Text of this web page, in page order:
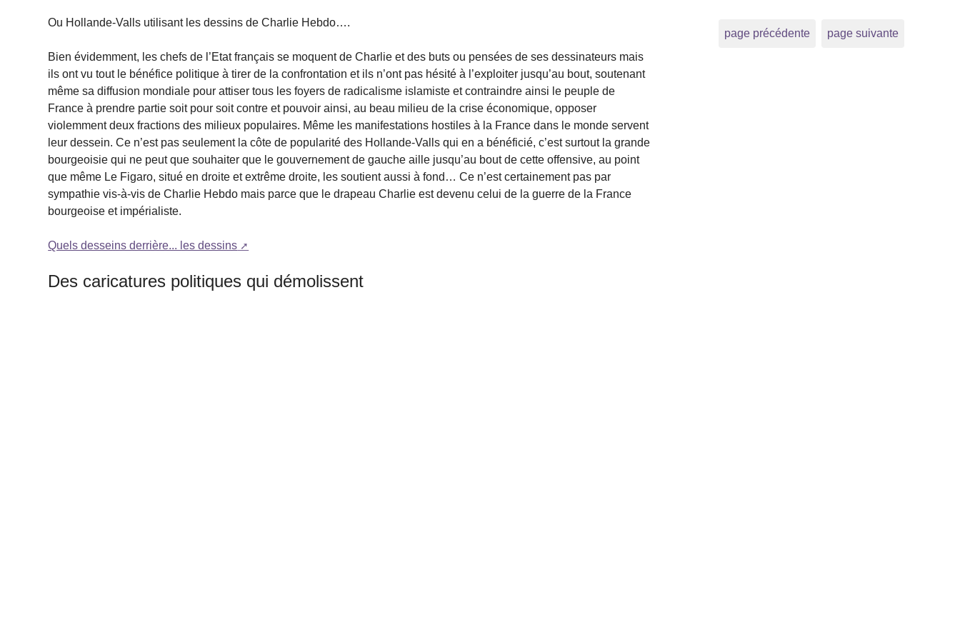
Ou Hollande-Valls utilisant les dessins de Charlie Hebdo….
Bien évidemment, les chefs de l’Etat français se moquent de Charlie et des buts ou pensées de ses dessinateurs mais
ils ont vu tout le bénéfice politique à tirer de la confrontation et ils n’ont pas hésité à l’exploiter jusqu’au bout, soutenant
même sa diffusion mondiale pour attiser tous les foyers de radicalisme islamiste et contraindre ainsi le peuple de
France à prendre partie soit pour soit contre et pouvoir ainsi, au beau milieu de la crise économique, opposer
violemment deux fractions des milieux populaires. Même les manifestations hostiles à la France dans le monde servent
leur dessein. Ce n’est pas seulement la côte de popularité des Hollande-Valls qui en a bénéficié, c’est surtout la grande
bourgeoisie qui ne peut que souhaiter que le gouvernement de gauche aille jusqu’au bout de cette offensive, au point
que même Le Figaro, situé en droite et extrême droite, les soutient aussi à fond… Ce n’est certainement pas par
sympathie vis-à-vis de Charlie Hebdo mais parce que le drapeau Charlie est devenu celui de la guerre de la France
bourgeoise et impérialiste.
Quels desseins derrière... les dessins
Des caricatures politiques qui démolissent
page précédente page suivante